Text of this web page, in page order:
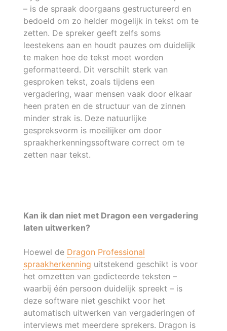
– is de spraak doorgaans gestructureerd en
bedoeld om zo helder mogelijk in tekst om te
zetten. De spreker geeft zelfs soms
leestekens aan en houdt pauzes om duidelijk
te maken hoe de tekst moet worden
geformatteerd. Dit verschilt sterk van
gesproken tekst, zoals tijdens een
vergadering, waar mensen vaak door elkaar
heen praten en de structuur van de zinnen
minder strak is. Deze natuurlijke
gespreksvorm is moeilijker om door
spraakherkenningssoftware correct om te
zetten naar tekst.
Kan ik dan niet met Dragon een vergadering
laten uitwerken?
Hoewel de Dragon Professional
spraakherkenning uitstekend geschikt is voor
het omzetten van gedicteerde teksten –
waarbij één persoon duidelijk spreekt – is
deze software niet geschikt voor het
automatisch uitwerken van vergaderingen of
interviews met meerdere sprekers. Dragon is